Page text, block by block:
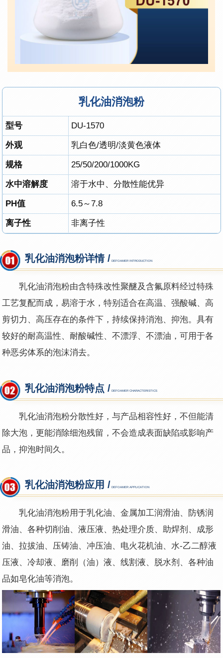
乳化油消泡粉
型号 DU-1570
外观 乳白色/透明/淡黄色液体
规格 25/50/200/1000KG
水中溶解度 溶于水中、分散性能优异
PH值 6.5～7.8
离子性 非离子性
乳化油消泡粉详情 / DEFOAMER INTRODUCTION
乳化油消泡粉由含特殊改性聚醚及含氟原料经过特殊
工艺复配而成，易溶于水，特别适合在高温、强酸碱、高
剪切力、高压存在的条件下，持续保持消泡、抑泡。具有
较好的耐高温性、耐酸碱性、不漂浮、不漂油，可用于各
种恶劣体系的泡沫消去。
乳化油消泡粉特点 / DEFOAMER CHARACTERISTICS
乳化油消泡粉分散性好，与产品相容性好，不但能清
除大泡，更能消除细泡残留，不会造成表面缺陷或影响产
品，抑泡时间久。
乳化油消泡粉应用 / DEFOAMER APPLICATION
乳化油消泡粉用于乳化油、金属加工润滑油、防锈润
滑油、各种切削油、液压液、热处理介质、助焊剂、成形
油、拉拔油、压铸油、冲压油、电火花机油、水-乙二醇液
压液、冷却液、磨削（油）液、线割液、脱水剂、各种油
品如皂化油等消泡。